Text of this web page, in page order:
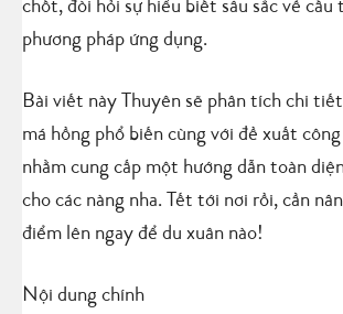
chốt, đòi hỏi sự hiểu biết sâu sắc về cấu
phương pháp ứng dụng.
Bài viết này Thuyên sẽ phân tích chi
má hồng phổ biến cùng với đề xuất
nhằm cung cấp một hướng dẫn toàn
cho các nàng nha. Tết tới nơi rồi, cần
điểm lên ngay để du xuân nào!
Nội dung chính